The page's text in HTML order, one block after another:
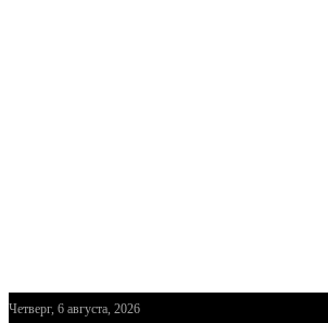
Четверг, 6 августа, 2026